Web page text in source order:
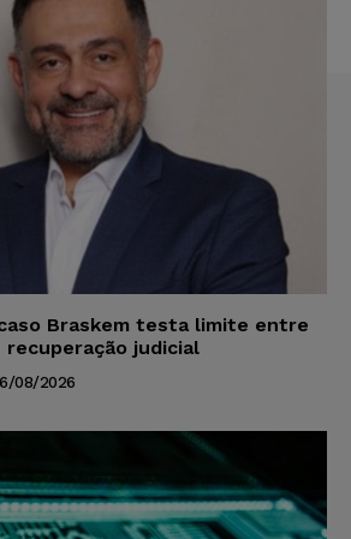
Braskem testa limite entre
judicial
08/2026